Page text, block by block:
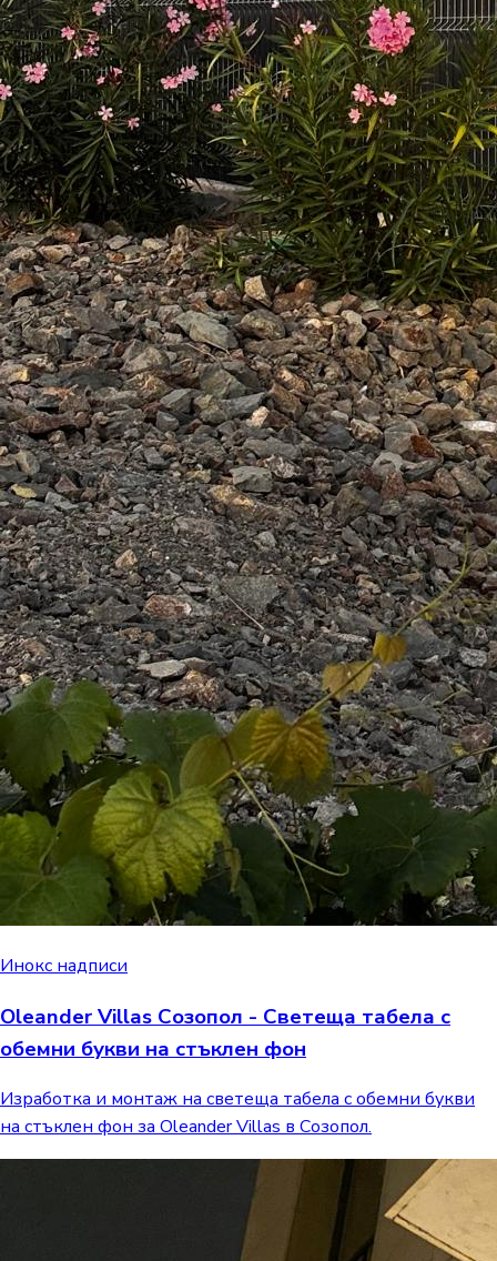
Инокс надписи
Oleander Villas Созопол - Светеща табела с
обемни букви на стъклен фон
Изработка и монтаж на светеща табела с обемни букви
на стъклен фон за Oleander Villas в Созопол.